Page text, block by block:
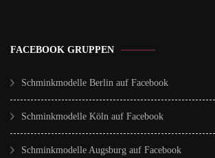
FACEBOOK GRUPPEN
Schminkmodelle Berlin auf Facebook
Schminkmodelle Köln auf Facebook
Schminkmodelle Augsburg auf Facebook